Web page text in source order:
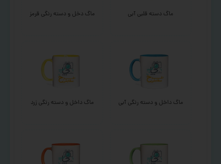
ماگ دسته قلبی آبی ماگ دخل و دسته رنگی قرمز
ماگ داخل و دسته رنگی آبی ماگ داخل و دسته رنگی زرد